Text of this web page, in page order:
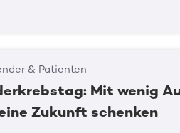
& Patienten
Mit wenig
Zukunft schenken